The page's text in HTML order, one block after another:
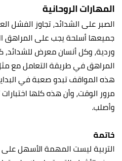
المهارات الروحانية
الصبر على الشدائد، تجاوز الفشل
جميعها أسلحة يجب على المراهق
وردية، وكل أنسان معرض للشدائد،
المراهق في طريقة التعامل مع
هذه المواقف تبدو صعبة في
مرور الوقت، وأن هذه كلها
وأصلب.
خاتمة
التربية ليست المهمة الأسهل